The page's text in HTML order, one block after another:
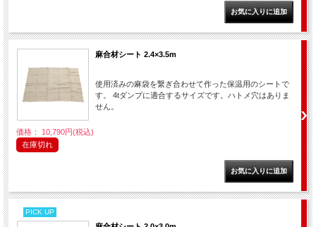
麻合材シート 2.4×3.5m
使用済みの麻袋を繋ぎ合わせて作った保温用のシートで
す。 4tダンプに適合するサイズです。ハトメ穴はありま
せん。
価格： 10,790円(税込)
在庫切れ
PICK UP